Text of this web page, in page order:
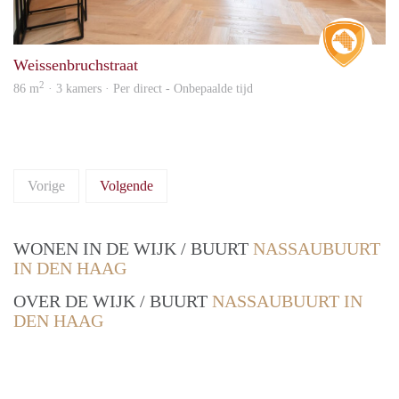
Real
Weissenbruchstraat
86 m2 · 3 kamers · Per direct - Onbepaalde tijd
Vorige Volgende
WONEN IN DE WIJK / BUURT NASSAUBUURT
IN DEN HAAG
OVER DE WIJK / BUURT NASSAUBUURT IN
DEN HAAG